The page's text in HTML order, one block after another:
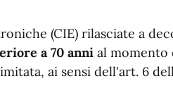
(CIE) rilasciate a
a 70 anni al momento
ai sensi dell'art. 6